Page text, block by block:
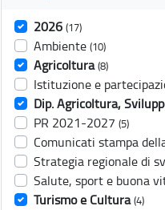
2026 (17)
Ambiente (10)
Agricoltura (8)
Istituzione e
Dip. Agricoltura,
PR 2021-2027 (5)
Comunicati stampa
Strategia regionale di
Salute, sport e buona
Turismo e Cultura (4)